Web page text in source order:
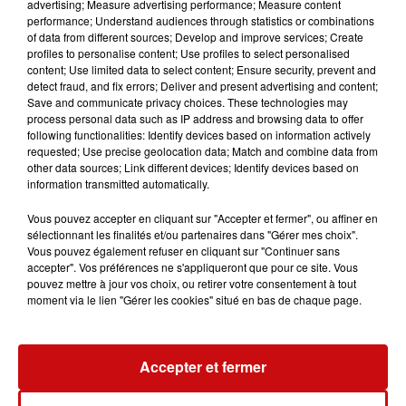
notamment Rafah. La manifestation, ornée de
nombreux drapeaux palestiniens, avait lieu plus de six
mois après le début du conflit avec le Hamas dans le
territoire palestinien, à la suite des attaques terroristes
du mouvement islamiste en Israël.
Mathilde Panot, la cheffe de file des députés LFI, a
déclaré à quelques journalistes : "Si nous sommes ici à
un moment où les Palestiniens sont largement
déshumanisés, c'est pour affirmer que toutes les vies se
valent... Le fil conducteur que nous portons aujourd'hui
est la dignité égale des êtres humains", rejoignant ses
collègues LFI Eric Coquerel et Danièle Obono.
Initialement interdite par la préfecture de police jeudi en
raison de craintes que la dénonciation des "crimes
des éléments cherchant délibérément la confrontation
avec les forces de l'ordre, entraînant potentiellement
"des troubles à l'ordre public", l'interdiction a été
advertising; Measure advertising performance; Measure content
performance; Understand audiences through statistics or combinations
of data from different sources; Develop and improve services; Create
profiles to personalise content; Use profiles to select personalised
content; Use limited data to select content; Ensure security, prevent and
detect fraud, and fix errors; Deliver and present advertising and content;
Save and communicate privacy choices. These technologies may
process personal data such as IP address and browsing data to offer
following functionalities: Identify devices based on information actively
requested; Use precise geolocation data; Match and combine data from
other data sources; Link different devices; Identify devices based on
information transmitted automatically.
Vous pouvez accepter en cliquant sur "Accepter et fermer", ou affiner en
sélectionnant les finalités et/ou partenaires dans "Gérer mes choix".
Vous pouvez également refuser en cliquant sur "Continuer sans
accepter". Vos préférences ne s'appliqueront que pour ce site. Vous
pouvez mettre à jour vos choix, ou retirer votre consentement à tout
moment via le lien "Gérer les cookies" situé en bas de chaque page.
Accepter et fermer